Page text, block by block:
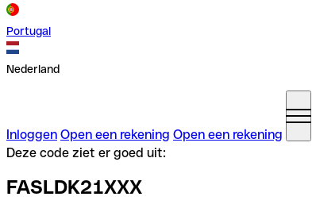
Portugal
Nederland
Inloggen Open een rekening Open een rekening
Deze code ziet er goed uit:
FASLDK21XXX